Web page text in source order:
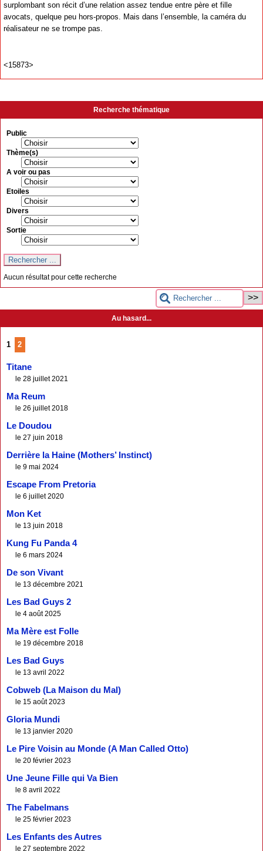
surplombant son récit d’une relation assez tendue entre père et fille
avocats, quelque peu hors-propos. Mais dans l’ensemble, la caméra du
réalisateur ne se trompe pas.
<15873>
Recherche thématique
Public
Thème(s)
A voir ou pas
Etoiles
Divers
Sortie
Aucun résultat pour cette recherche
Au hasard...
1 2
Titane
le 28 juillet 2021
Ma Reum
le 26 juillet 2018
Le Doudou
le 27 juin 2018
Derrière la Haine (Mothers’ Instinct)
le 9 mai 2024
Escape From Pretoria
le 6 juillet 2020
Mon Ket
le 13 juin 2018
Kung Fu Panda 4
le 6 mars 2024
De son Vivant
le 13 décembre 2021
Les Bad Guys 2
le 4 août 2025
Ma Mère est Folle
le 19 décembre 2018
Les Bad Guys
le 13 avril 2022
Cobweb (La Maison du Mal)
le 15 août 2023
Gloria Mundi
le 13 janvier 2020
Le Pire Voisin au Monde (A Man Called Otto)
le 20 février 2023
Une Jeune Fille qui Va Bien
le 8 avril 2022
The Fabelmans
le 25 février 2023
Les Enfants des Autres
le 27 septembre 2022